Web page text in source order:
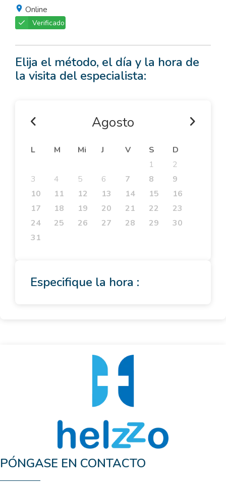
Online
Verificado
Elija el método, el día y la hora de
la visita del especialista:
Agosto
L M Mi J V S
D
1
2
3
4 5 6 7 8
9
10
11 12 13 14 15
16
17
18 19 20 21 22
23
24
25 26 27 28 29
30
31
Especifique la hora :
PÓNGASE EN CONTACTO